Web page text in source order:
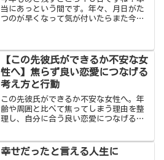
当にあっという間です。年々、月日がた
つのが早くなって気が付いたらまた今年
いましょう。決して、年だ...
【この先彼氏ができるか不安な女
性へ】焦らず良い恋愛につなげる
考え方と行動
この先彼氏ができるか不安な女性へ。年
齢や周囲と比べて焦ってしまう理由を整
理し、自分に合う良い恋愛につなげる考
説します。
幸せだったと言える人生に